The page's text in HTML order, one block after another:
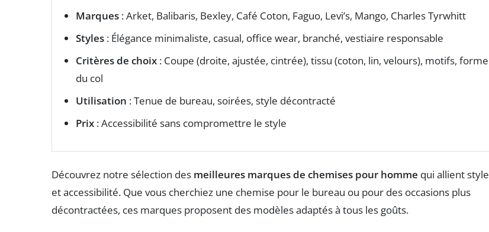
Marques : Arket, Balibaris, Bexley, Café Coton, Faguo, Levi’s, Mango, Charles Tyrwhitt
Styles : Élégance minimaliste, casual, office wear, branché, vestiaire responsable
Critères de choix : Coupe (droite, ajustée, cintrée), tissu (coton, lin, velours), motifs, forme
du col
Utilisation : Tenue de bureau, soirées, style décontracté
Prix : Accessibilité sans compromettre le style
Découvrez notre sélection des meilleures marques de chemises pour homme qui allient style
et accessibilité. Que vous cherchiez une chemise pour le bureau ou pour des occasions plus
décontractées, ces marques proposent des modèles adaptés à tous les goûts.